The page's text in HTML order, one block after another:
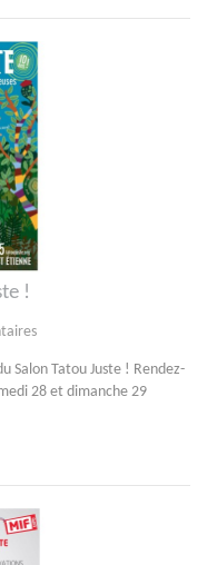
!
Salon Tatou Juste ! Rendez-
28 et dimanche 29